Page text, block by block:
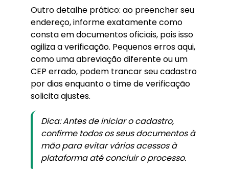
Outro detalhe prático: ao preencher seu
endereço, informe exatamente como
consta em documentos oficiais, pois isso
agiliza a verificação. Pequenos erros aqui,
como uma abreviação diferente ou um
CEP errado, podem trancar seu cadastro
por dias enquanto o time de verificação
solicita ajustes.
Dica: Antes de iniciar o cadastro,
confirme todos os seus documentos à
mão para evitar vários acessos à
plataforma até concluir o processo.